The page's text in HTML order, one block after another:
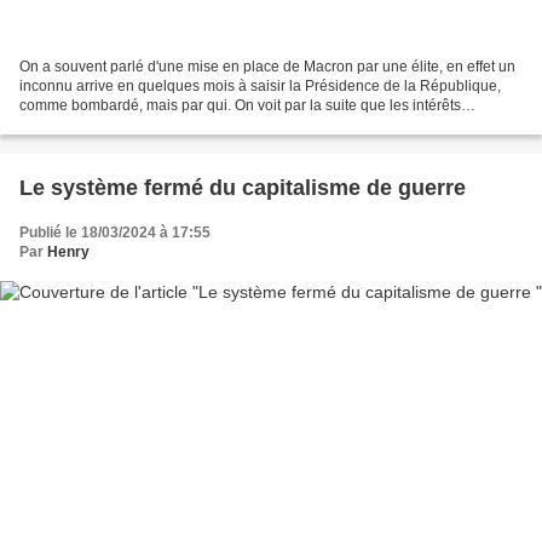
On a souvent parlé d'une mise en place de Macron par une élite, en effet un
inconnu arrive en quelques mois à saisir la Présidence de la République,
comme bombardé, mais par qui. On voit par la suite que les intérêts
Le système fermé du capitalisme de guerre
Publié le 18/03/2024 à 17:55
Par Henry